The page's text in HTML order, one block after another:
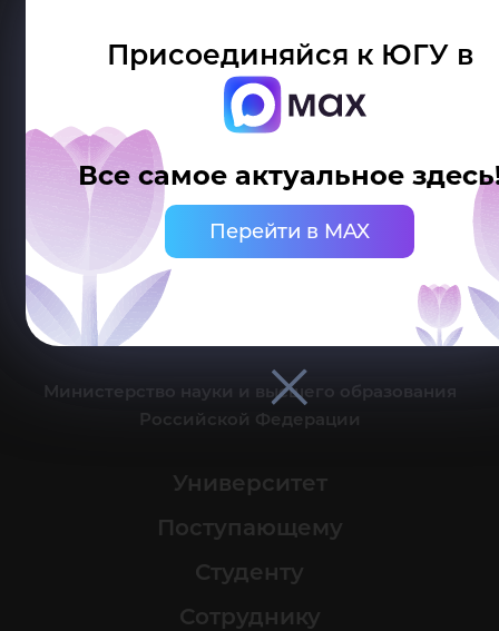
Присоединяйся к ЮГУ в
Все самое актуальное
Перейти в MAX
Делитесь новостями об университете с хештегом #ЮГУ
Сведения об образовательной организации
г. Ханты-Мансийск, ул. Чехова, 16
Канцелярия: тел.: +7 (3467) 377-000
e-mail:
Министерство науки и высшего образования
Российской Федерации
Университет
Поступающему
Студенту
Сотруднику